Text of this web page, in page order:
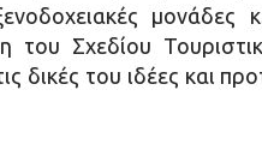
του Σχεδίου
δικές του ιδέες και